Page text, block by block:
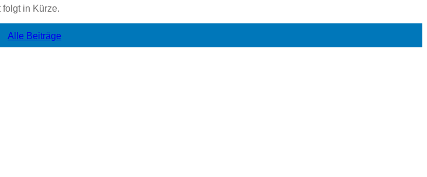
in Kürze.
Alle Beiträge